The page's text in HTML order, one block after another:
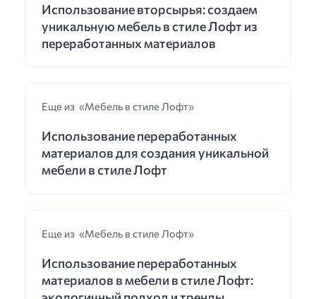
Использование вторсырья: создаем
уникальную мебель в стиле Лофт из
переработанных материалов
Еще из «Мебель в стиле Лофт»
Использование переработанных
материалов для создания уникальной
мебели в стиле Лофт
Еще из «Мебель в стиле Лофт»
Использование переработанных
материалов в мебели в стиле Лофт: